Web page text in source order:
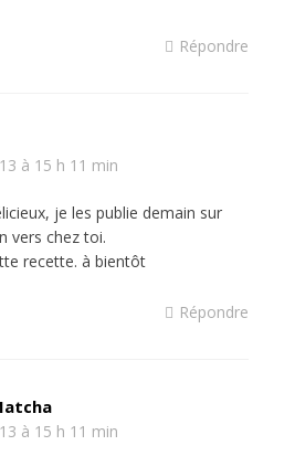
Répondre
à 15 h 11 min
je les publie demain sur
vers chez toi.
recette. à bientôt
Répondre
à 15 h 11 min